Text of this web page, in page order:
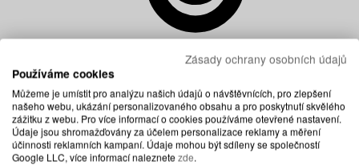
Zásady ochrany osobních údajů
Používáme cookies
Můžeme je umístit pro analýzu našich údajů o návštěvnících, pro zlepšení
našeho webu, ukázání personalizovaného obsahu a pro poskytnutí skvělého
zážitku z webu. Pro více informací o cookies používáme otevřené nastavení.
Údaje jsou shromažďovány za účelem personalizace reklamy a měření
účinnosti reklamních kampaní. Údaje mohou být sdíleny se společností
Google LLC, více informací naleznetezde.